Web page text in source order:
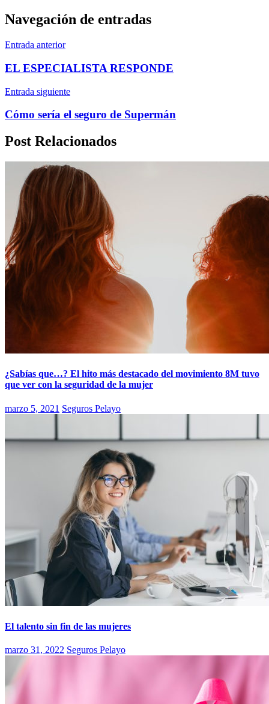
Navegación de entradas
Entrada anterior
EL ESPECIALISTA RESPONDE
Entrada siguiente
Cómo sería el seguro de Supermán
Post Relacionados
¿Sabías que…? El hito más destacado del movimiento 8M tuvo
que ver con la seguridad de la mujer
marzo 5, 2021 Seguros Pelayo
El talento sin fin de las mujeres
marzo 31, 2022 Seguros Pelayo